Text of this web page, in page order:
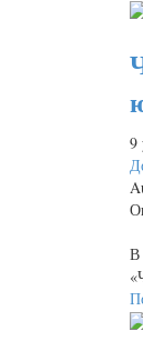
9
В